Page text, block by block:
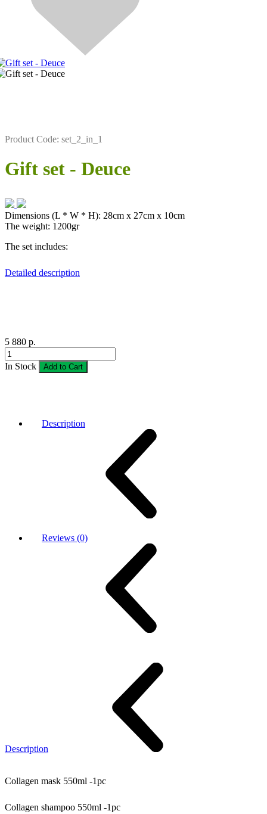
Product Code: set_2_in_1
Gift set - Deuce
Dimensions (L * W * H): 28cm x 27cm x 10cm
The weight: 1200gr
The set includes:
Detailed description
5 880 р.
In Stock Add to Cart
Description
Reviews (0)
Description
Collagen mask 550ml -1pc
Collagen shampoo 550ml -1pc